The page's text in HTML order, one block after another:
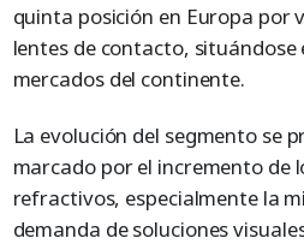
quinta posición en Europa por
lentes de contacto,
mercados del continente.
La evolución del segmento se
marcado por el incremento de
refractivos, especialmente la
demanda de soluciones